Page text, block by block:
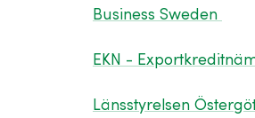
Business Sweden
EKN -
Länsstyrelsen